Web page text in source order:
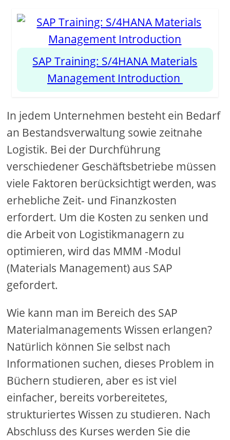
SAP Training: S/4HANA Materials
Management Introduction
In jedem Unternehmen besteht ein Bedarf
an Bestandsverwaltung sowie zeitnahe
Logistik. Bei der Durchführung
verschiedener Geschäftsbetriebe müssen
viele Faktoren berücksichtigt werden, was
erhebliche Zeit- und Finanzkosten
erfordert. Um die Kosten zu senken und
die Arbeit von Logistikmanagern zu
optimieren, wird das MMM -Modul
(Materials Management) aus SAP
gefordert.
Wie kann man im Bereich des SAP
Materialmanagements Wissen erlangen?
Natürlich können Sie selbst nach
Informationen suchen, dieses Problem in
Büchern studieren, aber es ist viel
einfacher, bereits vorbereitetes,
strukturiertes Wissen zu studieren. Nach
Abschluss des Kurses werden Sie die